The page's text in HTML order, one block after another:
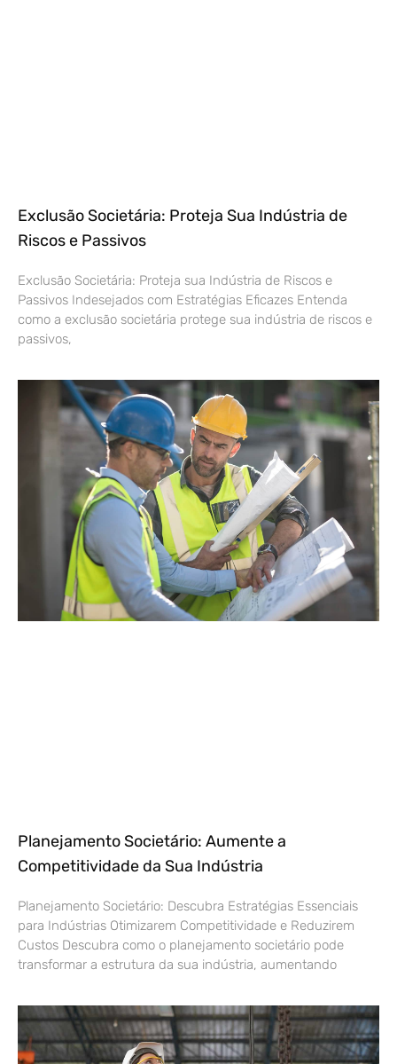
Exclusão Societária: Proteja Sua Indústria de
Riscos e Passivos
Exclusão Societária: Proteja sua Indústria de Riscos e
Passivos Indesejados com Estratégias Eficazes Entenda
como a exclusão societária protege sua indústria de riscos e
passivos,
Planejamento Societário: Aumente a
Competitividade da Sua Indústria
Planejamento Societário: Descubra Estratégias Essenciais
para Indústrias Otimizarem Competitividade e Reduzirem
Custos Descubra como o planejamento societário pode
transformar a estrutura da sua indústria, aumentando